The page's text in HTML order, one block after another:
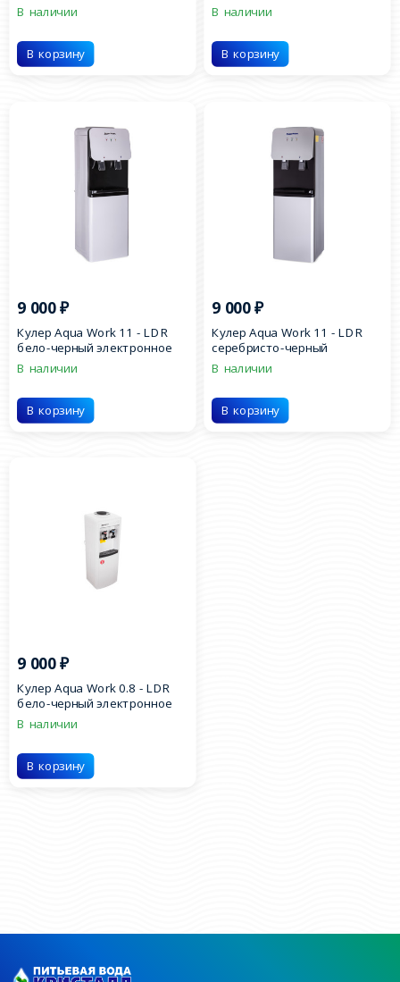
В наличии
В корзину
В наличии
В корзину
9 000₽
Кулер Aqua Work 11 - LDR
бело-черный электронное
охлаждение
В наличии
В корзину
9 000₽
Кулер Aqua Work 11 - LDR
серебристо-черный
электронное охлаждение
В наличии
В корзину
9 000₽
Кулер Aqua Work 0.8 - LDR
бело-черный электронное
охлаждение
В наличии
В корзину